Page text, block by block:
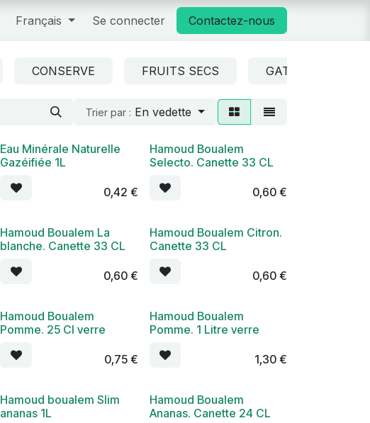
Français Se connecter Contactez-nous
CONSERVE FRUITS SECS GATEAU ET
Trier par : En vedette
Eau Minérale Naturelle
Gazéifiée 1L
0,42 €
Hamoud Boualem
Selecto. Canette 33 CL
0,60€
Hamoud Boualem La
blanche. Canette 33 CL
0,60€
Hamoud Boualem Citron.
Canette 33 CL
0,60€
Hamoud Boualem
Pomme. 25 Cl verre
0,75€
Hamoud Boualem
Pomme. 1 Litre verre
1,30€
Hamoud boualem Slim
ananas 1L
Hamoud Boualem
Ananas. Canette 24 CL